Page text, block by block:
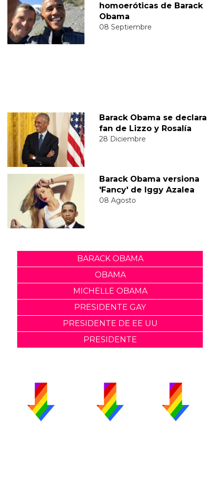
homoeróticas de Barack
Obama
08 Septiembre
Barack Obama se declara
fan de Lizzo y Rosalía
28 Diciembre
Barack Obama versiona
'Fancy' de Iggy Azalea
08 Agosto
BARACK OBAMA
OBAMA
MICHELLE OBAMA
PRESIDENTE GAY
PRESIDENTE DE EE UU
PRESIDENTE